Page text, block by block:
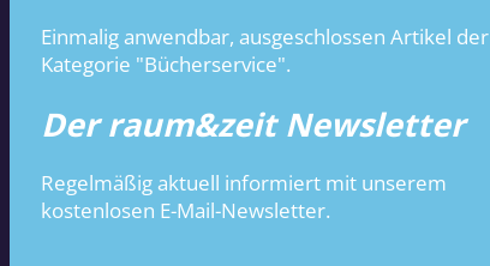
Einmalig anwendbar, ausgeschlossen Artikel der
Kategorie "Bücherservice".
Der raum&zeit Newsletter
Regelmäßig aktuell informiert mit unserem
kostenlosen E-Mail-Newsletter.